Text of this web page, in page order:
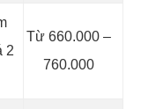
2
Từ 660.000 –
760.000